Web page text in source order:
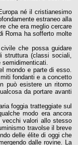
né il cristianesimo
estraneo alla
che era meglio cercare
Roma ha sofferto molte
che possa guidare
struttura (classi sociali,
semidimenticati.
mondo e parte di esso.
fondanti e a concetto
può esistere un ritorno
da portare avanti
foggia tratteggiate sul
modo era ancora
valori allo stesso
travolse il breve
delle élite di oggi che
dalle rovine. La